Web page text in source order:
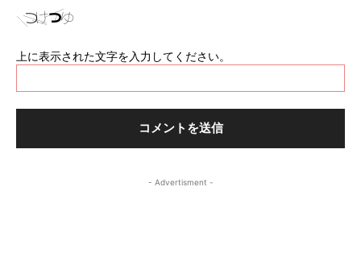
上に表示された文字を入力してください。
- Advertisment -